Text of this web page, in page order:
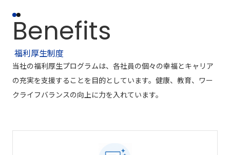
Benefits
福利厚生制度
当社の福利厚生プログラムは、各社員の個々の幸福とキャリア
の充実を支援することを目的としています。健康、教育、ワー
クライフバランスの向上に力を入れています。